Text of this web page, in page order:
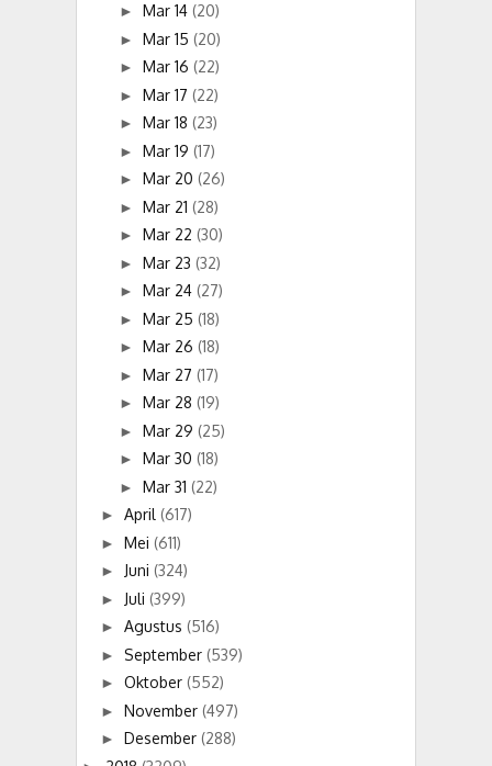
► Mar 14 (20)
► Mar 15 (20)
► Mar 16 (22)
► Mar 17 (22)
► Mar 18 (23)
► Mar 19 (17)
► Mar 20 (26)
► Mar 21 (28)
► Mar 22 (30)
► Mar 23 (32)
► Mar 24 (27)
► Mar 25 (18)
► Mar 26 (18)
► Mar 27 (17)
► Mar 28 (19)
► Mar 29 (25)
► Mar 30 (18)
► Mar 31 (22)
► April (617)
► Mei (611)
► Juni (324)
► Juli (399)
► Agustus (516)
► September (539)
► Oktober (552)
► November (497)
► Desember (288)